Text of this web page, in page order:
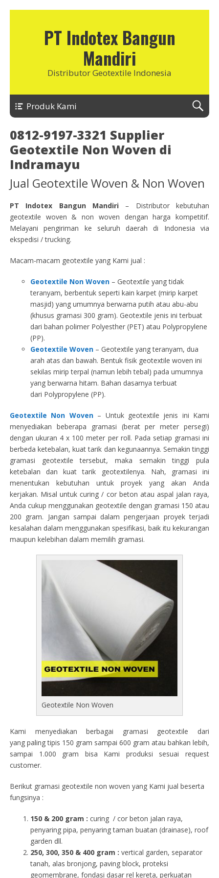
PT Indotex Bangun
Mandiri
Distributor Geotextile Indonesia
Produk Kami
0812-9197-3321 Supplier
Geotextile Non Woven di
Indramayu
Jual Geotextile Woven & Non Woven
PT Indotex Bangun Mandiri – Distributor kebutuhan
geotextile woven & non woven dengan harga kompetitif.
Melayani pengiriman ke seluruh daerah di Indonesia via
ekspedisi / trucking.
Macam-macam geotextile yang Kami jual :
Geotextile Non Woven – Geotextile yang tidak
teranyam, berbentuk seperti kain karpet (mirip karpet
masjid) yang umumnya berwarna putih atau abu-abu
(khusus gramasi 300 gram). Geotextile jenis ini terbuat
dari bahan polimer Polyesther (PET) atau Polypropylene
(PP).
Geotextile Woven – Geotextile yang teranyam, dua
arah atas dan bawah. Bentuk fisik geotextile woven ini
sekilas mirip terpal (namun lebih tebal) pada umumnya
yang berwarna hitam. Bahan dasarnya terbuat
dari Polypropylene (PP).
Geotextile Non Woven– Untuk geotextile jenis ini Kami
menyediakan beberapa gramasi (berat per meter persegi)
dengan ukuran 4 x 100 meter per roll. Pada setiap gramasi ini
berbeda ketebalan, kuat tarik dan kegunaannya. Semakin tinggi
gramasi geotextile tersebut, maka semakin tinggi pula
ketebalan dan kuat tarik geotextilenya. Nah, gramasi ini
menentukan kebutuhan untuk proyek yang akan Anda
kerjakan. Misal untuk curing / cor beton atau aspal jalan raya,
Anda cukup menggunakan geotextile dengan gramasi 150 atau
200 gram. Jangan sampai dalam pengerjaan proyek terjadi
kesalahan dalam menggunakan spesifikasi, baik itu kekurangan
maupun kelebihan dalam memilih gramasi.
Geotextile Non Woven
Kami menyediakan berbagai gramasi geotextile dari
yang paling tipis 150 gram sampai 600 gram atau bahkan lebih,
sampai 1.000 gram bisa Kami produksi sesuai request
customer.
Berikut gramasi geotextile non woven yang Kami jual beserta
fungsinya :
150 & 200 gram : curing / cor beton jalan raya,
penyaring pipa, penyaring taman buatan (drainase), roof
garden dll.
250, 300, 350 & 400 gram : vertical garden, separator
tanah, alas bronjong, paving block, proteksi
geomembrane, fondasi dasar rel kereta, perkuatan